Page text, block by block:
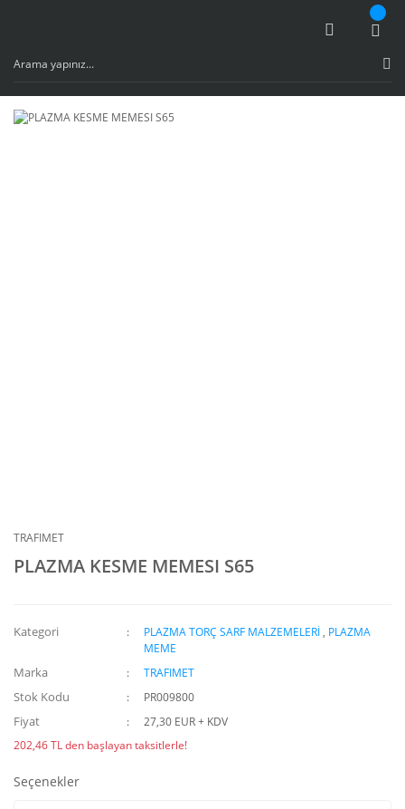
TRAFIMET
PLAZMA KESME MEMESI S65
Kategori PLAZMA TORÇ SARF MALZEMELERİ , PLAZMA
MEME
Marka TRAFIMET
Stok Kodu PR009800
Fiyat
27,30 EUR + KDV
202,46 TL den başlayan taksitlerle!
Seçenekler